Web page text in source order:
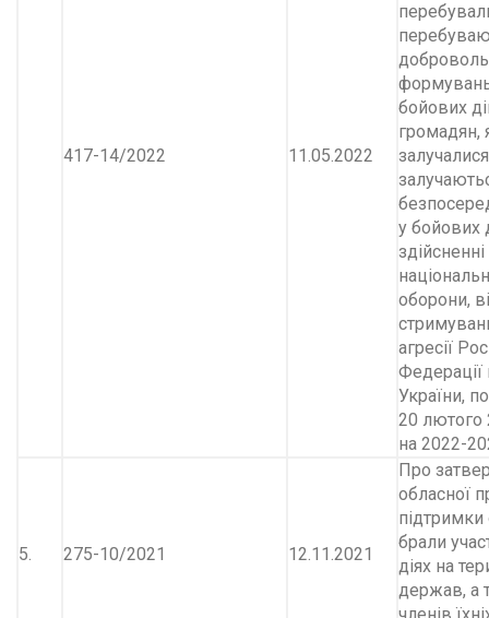
417-14/2022 11.05.2022
бойових
громадян,
залучалися
у бойових
оборони,
агресії
Федерації
України,
20 лютого
на 2022-
5. 275-10/2021 12.11.2021
Про
обласної
підтримки
брали
діях на
держав, а